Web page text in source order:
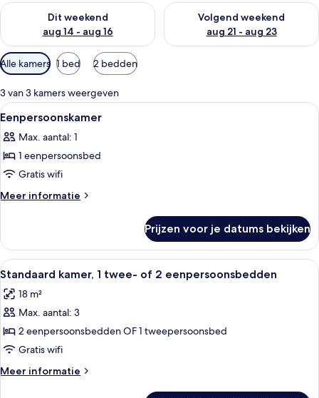
Dit weekend
aug 14 - aug 16
De beschikbaarheid controleren voor dit weekend aug 14 -
Volgend weekend
aug 21 - aug 23
De beschikbaarheid
Beschikbare
filters
voor
kamers
Alle kamers 1 bed 2 bedden
3 van 3 kamers weergeven
Alle
foto's
voor
Eenpersoonskamer
laden
Een hotelkamer met twee bedden,
4
Eenpersoonskamer
Max. aantal: 1
1 eenpersoonsbed
Gratis wifi
Meer informatie
Meer
Prijzen voor je datums bekijken
Alle
foto's
voor
Standaard
kamer,
1
twee-
of
Een hotelbadkamer met douche,
10
Standaard kamer, 1 twee- of 2 eenpersoonsbedden
18 m²
Max. aantal: 3
2 eenpersoonsbedden OF 1 tweepersoonsbed
Gratis wifi
Meer informatie
Meer